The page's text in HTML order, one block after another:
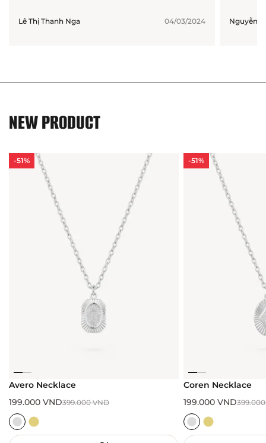
Lê Thị Thanh Nga 04/03/2024 Nguyễn
NEW PRODUCT
-51%
Avero Necklace
399.000VND
199.000 VND
-51%
Coren Necklace
199.000 VND